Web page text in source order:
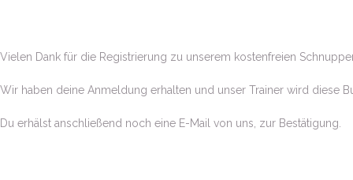
Vielen Dank für die Registrierung zu unserem kostenfreien
Wir haben deine Anmeldung erhalten und unser Trainer wird diese
Du erhälst anschließend noch eine E-Mail von uns, zur Bestätigung.